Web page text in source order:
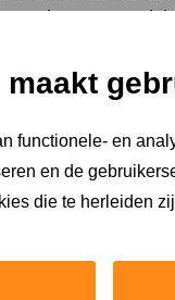
maakt
functionele- en
en de
die te herleiden
worden verzorgd
18 jaar en ouder.
Snel regelen